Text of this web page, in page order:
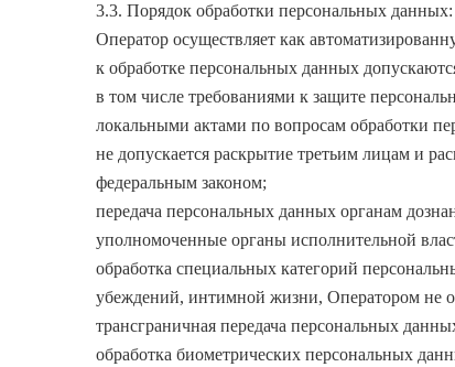
3.3. Порядок обработки персональных данных:
Оператор осуществляет как
к обработке персональных данных
в том числе требованиями к защите
локальными актами по вопросам обработки
не допускается раскрытие третьим лицам и
федеральным законом;
передача персональных данных органам
уполномоченные органы исполнительной
обработка специальных категорий
убеждений, интимной жизни, Оператором не
трансграничная передача персональных
обработка биометрических персональных